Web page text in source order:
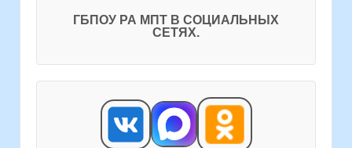
ГБПОУ РА МПТ В СОЦИАЛЬНЫХ
СЕТЯХ.